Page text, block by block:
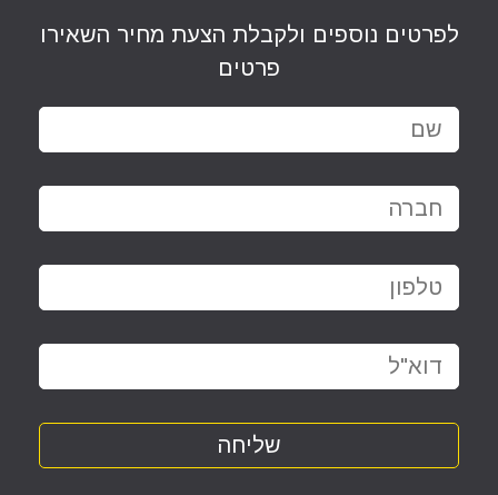
לפרטים נוספים ולקבלת הצעת מחיר השאירו
פרטים